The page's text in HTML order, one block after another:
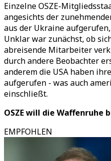
Einzelne OSZE-
angesichts der
aus der Ukraine
Unklar war zunächst, ob
abreisende Mitarbeiter
durch andere Beobachter
anderem die USA haben
aufgerufen - was auch
einschließt.
OSZE will die Waffenruhe
EMPFOHLEN